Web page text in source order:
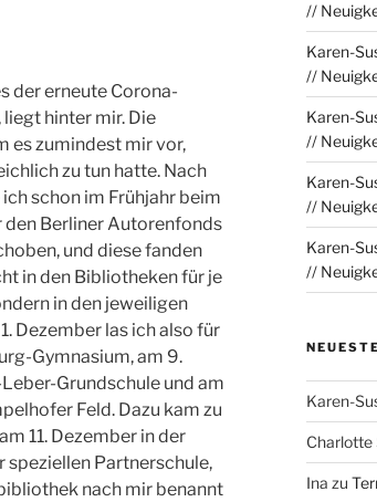
der erneute Corona-
hinter mir. Die
es zumindest mir vor,
zu tun hatte. Nach
schon im Frühjahr beim
den Berliner Autorenfonds
und diese fanden
in den Bibliotheken für je
in den jeweiligen
Dezember las ich also für
Gymnasium, am 9.
Grundschule und am
Feld. Dazu kam zu
11. Dezember in der
speziellen Partnerschule,
nach mir benannt
//
Karen-
//
Karen-
//
Karen-
//
Karen-
//
Karen-
Charlotte
Ina zu